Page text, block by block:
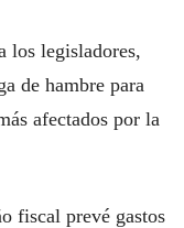
los legisladores,
de hambre para
afectados por la
fiscal prevé gastos